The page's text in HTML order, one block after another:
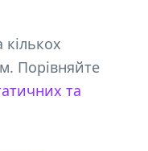
Порівняйте
та